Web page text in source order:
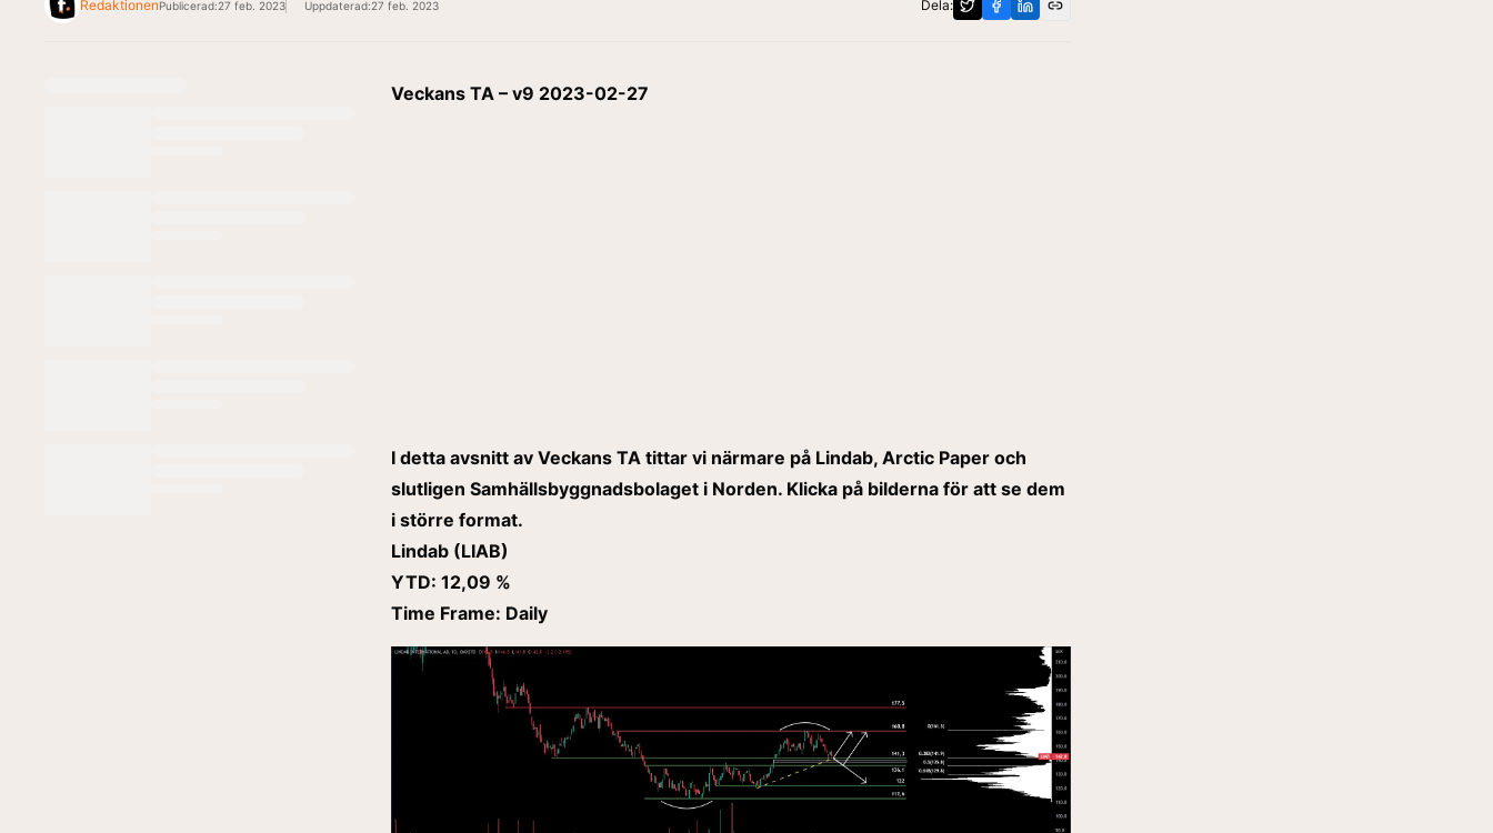
RedaktionenPublicerad:27 feb. 2023 Uppdaterad:27 feb. 2023 Dela:
Veckans TA – v9 2023-02-27
I detta avsnitt av Veckans TA tittar vi närmare på Lindab, Arctic Paper och
slutligen Samhällsbyggnadsbolaget i Norden. Klicka på bilderna för att se dem
i större format.
Lindab (LIAB)
YTD: 12,09 %
Time Frame: Daily